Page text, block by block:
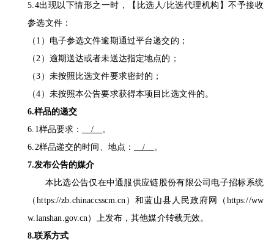
5.4出现以下情形之一时，【比选人/比选代理机构】不予接收
参选文件：
（ 1）电子参选文件逾期通过平台递交的；
（2）逾期送达或者未送达指定地点的；
（3）未按照比选文件要求密封的；
（4）未按照本公告要求获得本项目比选文件的。
6.样品的递交
6.1样品要求： /
。
6.2样品递交的时间、地点： /
。
7.发布公告的媒介
本比选公告仅在中通服供应链股份有限公司电子招标系统
（https://zb.chinaccsscm.cn）和蓝山县人民政府网 （ https://ww
w.lanshan.gov.cn）上发布，其他媒介转载无效。
8.联系方式